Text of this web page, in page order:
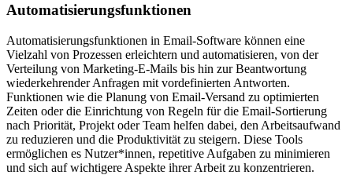
Automatisierungsfunktionen
Automatisierungsfunktionen in Email-Software können eine
Vielzahl von Prozessen erleichtern und automatisieren, von der
Verteilung von Marketing-E-Mails bis hin zur Beantwortung
wiederkehrender Anfragen mit vordefinierten Antworten.
Funktionen wie die Planung von Email-Versand zu optimierten
Zeiten oder die Einrichtung von Regeln für die Email-Sortierung
nach Priorität, Projekt oder Team helfen dabei, den Arbeitsaufwand
zu reduzieren und die Produktivität zu steigern. Diese Tools
ermöglichen es Nutzer*innen, repetitive Aufgaben zu minimieren
und sich auf wichtigere Aspekte ihrer Arbeit zu konzentrieren.